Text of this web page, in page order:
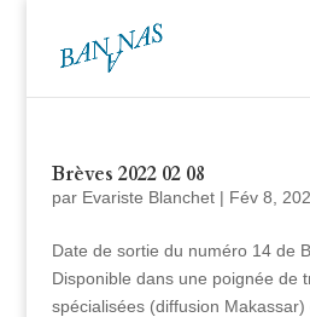
Brèves 2022 02 08
par Evariste Blanchet| Fév 8,
Date de sortie du numéro 14 de
Disponible dans une poignée de
spécialisées (diffusion